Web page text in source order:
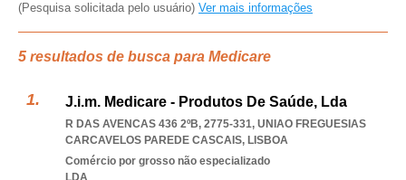
(Pesquisa solicitada pelo usuário) Ver mais informações
5 resultados de busca para Medicare
J.i.m. Medicare - Produtos De Saúde, Lda
R DAS AVENCAS 436 2ºB, 2775-331, UNIAO FREGUESIAS
CARCAVELOS PAREDE CASCAIS, LISBOA
Comércio por grosso não especializado
LDA